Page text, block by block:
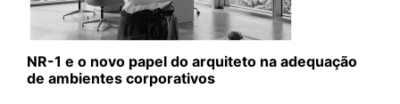
NR-1 e o novo papel do arquiteto na adequação
de ambientes corporativos